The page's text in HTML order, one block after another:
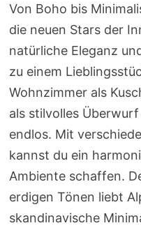
Von Boho bis
die neuen Stars der
natürliche Eleganz
zu einem
Wohnzimmer als
als stilvolles
endlos. Mit
kannst du ein
Ambiente schaffen.
erdigen Tönen liebt
skandinavische